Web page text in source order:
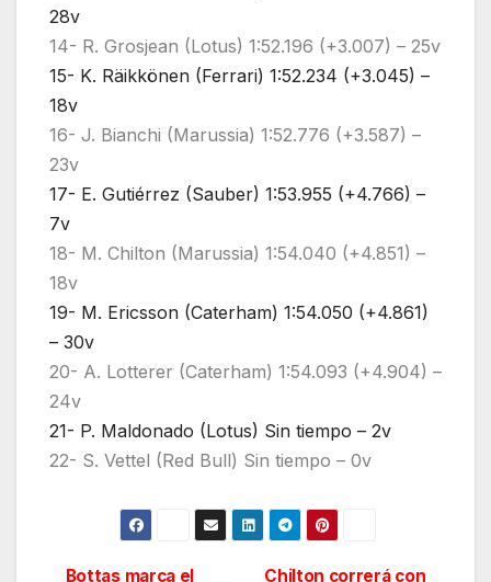
28v
14- R. Grosjean (Lotus) 1:52.196 (+3.007) – 25v
15- K. Räikkönen (Ferrari) 1:52.234 (+3.045) –
18v
16- J. Bianchi (Marussia) 1:52.776 (+3.587) –
23v
17- E. Gutiérrez (Sauber) 1:53.955 (+4.766) –
7v
18- M. Chilton (Marussia) 1:54.040 (+4.851) –
18v
19- M. Ericsson (Caterham) 1:54.050 (+4.861)
– 30v
20- A. Lotterer (Caterham) 1:54.093 (+4.904) –
24v
21- P. Maldonado (Lotus) Sin tiempo – 2v
22- S. Vettel (Red Bull) Sin tiempo – 0v
Chilton correrá con
Bottas marca el